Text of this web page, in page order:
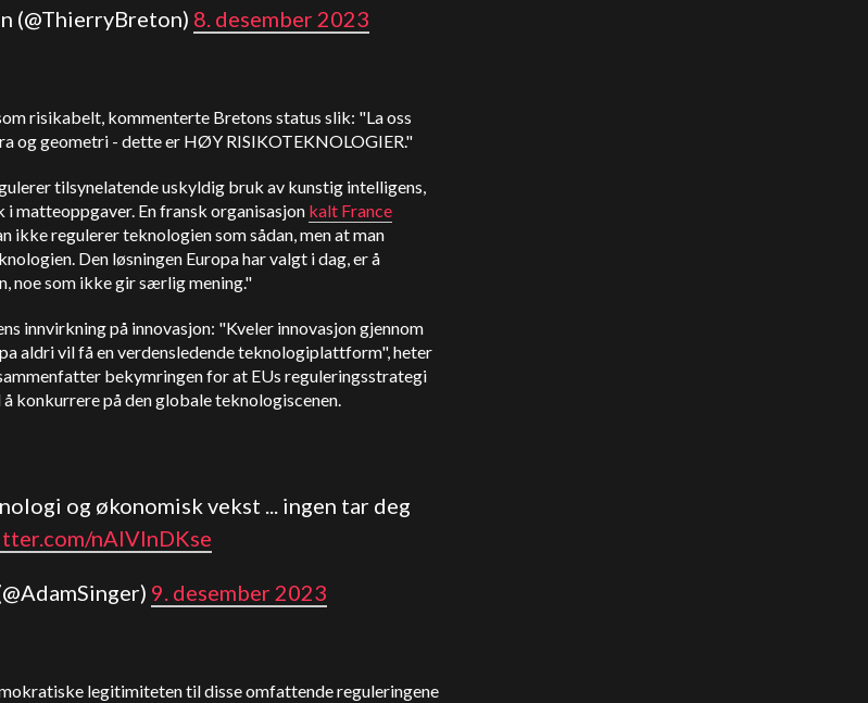
(@ThierryBreton) 8. desember 2023
risikabelt, kommenterte Bretons status slik: "La oss
og geometri - dette er HØY RISIKOTEKNOLOGIER."
tilsynelatende uskyldig bruk av kunstig intelligens,
matteoppgaver. En fransk organisasjon kalt France
ikke regulerer teknologien som sådan, men at man
Den løsningen Europa har valgt i dag, er å
noe som ikke gir særlig mening."
innvirkning på innovasjon: "Kveler innovasjon gjennom
aldri vil få en verdensledende teknologiplattform", heter
bekymringen for at EUs reguleringsstrategi
å konkurrere på den globale teknologiscenen.
og økonomisk vekst ... ingen tar deg
nAIVInDKse
9. desember 2023
legitimiteten til disse omfattende reguleringene